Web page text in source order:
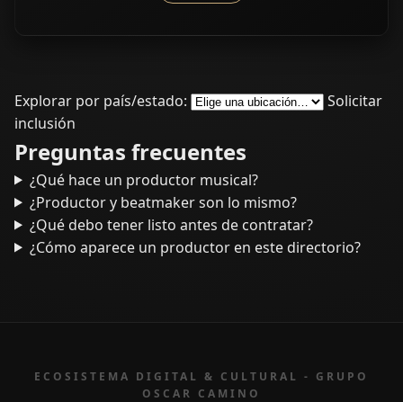
Explorar por país/estado:
Solicitar
inclusión
Preguntas frecuentes
¿Qué hace un productor musical?
¿Productor y beatmaker son lo mismo?
¿Qué debo tener listo antes de contratar?
¿Cómo aparece un productor en este directorio?
ECOSISTEMA DIGITAL & CULTURAL - GRUPO
OSCAR CAMINO